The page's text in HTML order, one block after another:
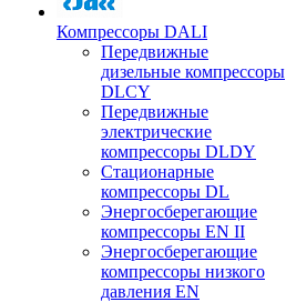
Компрессоры DALI
Передвижные
дизельные компрессоры
DLCY
Передвижные
электрические
компрессоры DLDY
Стационарные
компрессоры DL
Энергосберегающие
компрессоры EN II
Энергосберегающие
компрессоры низкого
давления EN